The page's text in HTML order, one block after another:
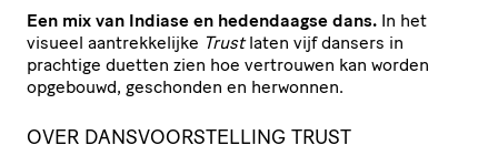
Een mix van Indiase en hedendaagse dans. In het
visueel aantrekkelijke Trustlaten vijf dansers in
prachtige duetten zien hoe vertrouwen kan worden
opgebouwd, geschonden en herwonnen.
OVER DANSVOORSTELLING TRUST